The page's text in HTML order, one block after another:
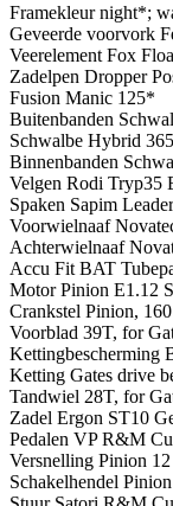
Framekleurnight*;
Geveerde voorvork
Veerelement Fox
Zadelpen Dropper
Fusion Manic 125*
Buitenbanden
Schwalbe Hybrid
Binnenbanden
Velgen Rodi Tryp35
Spaken Sapim
Voorwielnaaf
Achterwielnaaf
Accu Fit BAT
MotorPinion E1.12
Crankstel Pinion,
Voorblad 39T, for
Kettingbescherming
Ketting Gates drive
Tandwiel 28T, for
Zadel Ergon ST10
Pedalen VP R&M
Versnelling Pinion
Schakelhendel